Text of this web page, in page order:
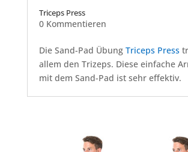
Triceps Press
0 Kommentieren
Die Sand-Pad Übung Triceps Press
allem den Trizeps. Diese einfache
mit dem Sand-Pad ist sehr effektiv.